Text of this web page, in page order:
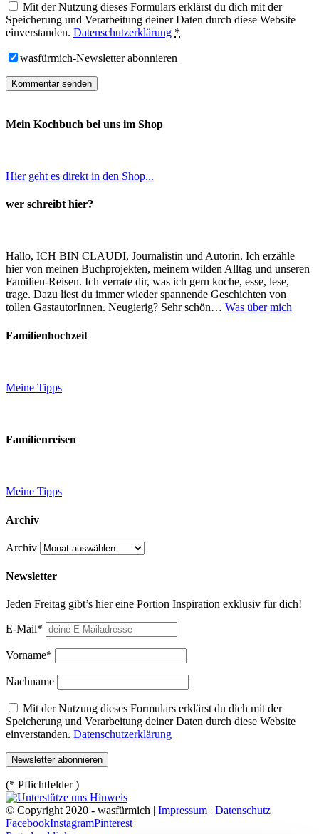
Mit der Nutzung dieses Formulars erklärst du dich mit der
Speicherung und Verarbeitung deiner Daten durch diese Website
einverstanden. Datenschutzerklärung *
wasfürmich-Newsletter abonnieren
Mein Kochbuch bei uns im Shop
Hier geht es direkt in den Shop...
wer schreibt hier?
Hallo, ICH BIN CLAUDI, Journalistin und Autorin. Ich erzähle
hier von meinen Buchprojekten, meinem wilden Alltag und unseren
Familien-Reisen. Ich verrate dir, was ich gern koche, esse, lese,
trage. Dazu liest du immer wieder spannende Geschichten von
tollen GastautorInnen. Neugierig? Sehr schön… Was über mich
Familienhochzeit
Meine Tipps
Familienreisen
Meine Tipps
Archiv
Archiv
Newsletter
Jeden Freitag gibt’s hier eine Portion Inspiration exklusiv für dich!
E-Mail*
Vorname*
Nachname
Mit der Nutzung dieses Formulars erklärst du dich mit der
Speicherung und Verarbeitung deiner Daten durch diese Website
einverstanden. Datenschutzerklärung
(* Pflichtfelder )
© Copyright 2020 - wasfürmich | Impressum | Datenschutz
FacebookInstagramPinterest